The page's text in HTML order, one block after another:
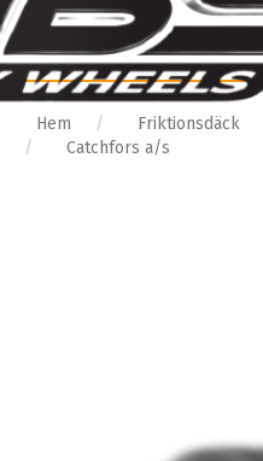
Hem Friktionsdäck
Catchfors a/s